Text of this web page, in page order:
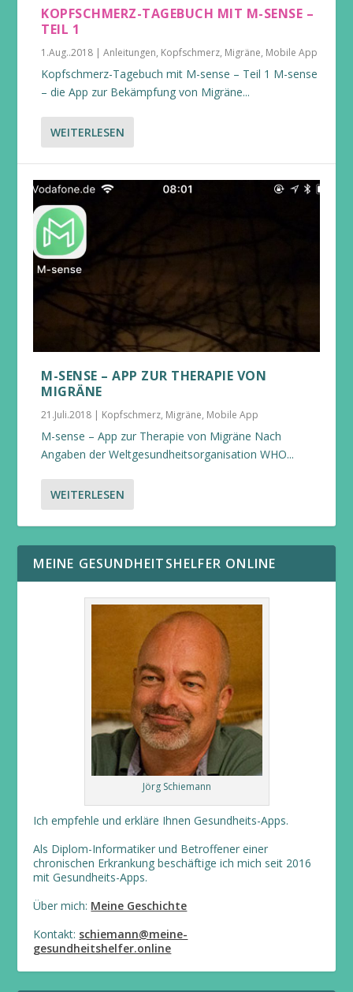
KOPFSCHMERZ-TAGEBUCH MIT M-SENSE –
TEIL 1
1.Aug..2018 |Anleitungen, Kopfschmerz, Migräne, Mobile App
Kopfschmerz-Tagebuch mit M-sense – Teil 1 M-sense
– die App zur Bekämpfung von Migräne...
WEITERLESEN
M-SENSE – APP ZUR THERAPIE VON
MIGRÄNE
21.Juli.2018 | Kopfschmerz, Migräne, Mobile App
M-sense – App zur Therapie von Migräne Nach
Angaben der Weltgesundheitsorganisation WHO...
WEITERLESEN
MEINE GESUNDHEITSHELFER ONLINE
Jörg Schiemann
Ich empfehle und erkläre Ihnen Gesundheits-Apps.
Als Diplom-Informatiker und Betroffener einer
chronischen Erkrankung beschäftige ich mich seit 2016
mit Gesundheits-Apps.
Über mich: Meine Geschichte
Kontakt: schiemann@meine-
gesundheitshelfer.online